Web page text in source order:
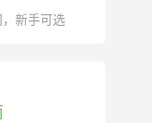
新手可选